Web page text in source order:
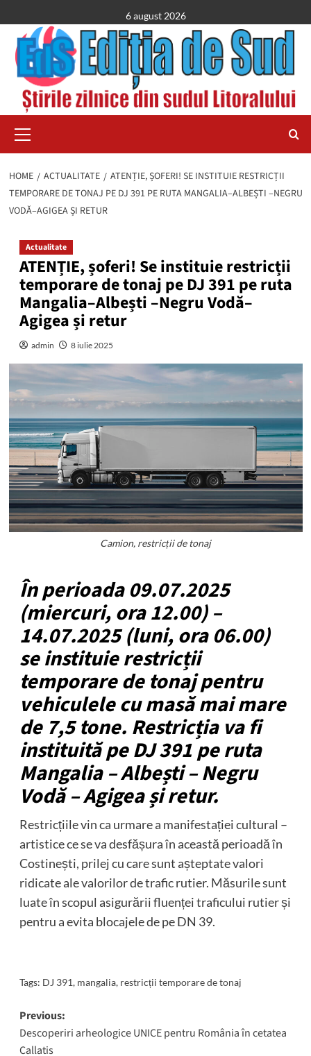
to
content
6 august 2026
Menu
HOME ACTUALITATE
ATENȚIE, ȘOFERI! SE INSTITUIE RESTRICȚII
TEMPORARE DE TONAJ PE DJ 391 PE RUTA MANGALIA–ALBEȘTI –NEGRU
VODĂ–AGIGEA ȘI RETUR
Actualitate
ATENȚIE, șoferi! Se instituie restricții
temporare de tonaj pe DJ 391 pe ruta
Mangalia–Albești –Negru Vodă–
Agigea și retur
admin 8 iulie 2025
Camion, restricții de tonaj
În perioada 09.07.2025
(miercuri, ora 12.00) –
14.07.2025 (luni, ora 06.00)
se instituie restricții
temporare de tonaj pentru
vehiculele cu masă mai mare
de 7,5 tone. Restricția va fi
instituită pe DJ 391 pe ruta
Mangalia – Albești – Negru
Vodă – Agigea și retur.
Restricțiile vin ca urmare a manifestației cultural –
artistice ce se va desfășura în această perioadă în
Costinești, prilej cu care sunt așteptate valori
ridicate ale valorilor de trafic rutier. Măsurile sunt
luate în scopul asigurării fluenței traficului rutier și
pentru a evita blocajele de pe DN 39.
Tags: DJ 391, mangalia, restricții temporare de tonaj
Post
navigation
Previous:
Descoperiri arheologice UNICE pentru România în cetatea
Callatis